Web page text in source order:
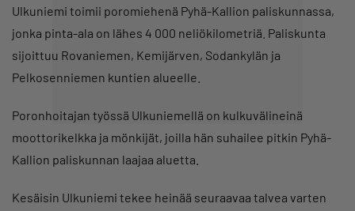
Ulkuniemi toimii poromiehenä Pyhä-Kallion paliskunnassa,
jonka pinta-ala on lähes 4 000 neliökilometriä. Paliskunta
sijoittuu Rovaniemen, Kemijärven, Sodankylän ja
Pelkosenniemen kuntien alueelle.
Poronhoitajan työssä Ulkuniemellä on kulkuvälineinä
moottorikelkka ja mönkijät, joilla hän suhailee pitkin Pyhä-
Kallion paliskunnan laajaa aluetta.
Kesäisin Ulkuniemi tekee heinää seuraavaa talvea varten